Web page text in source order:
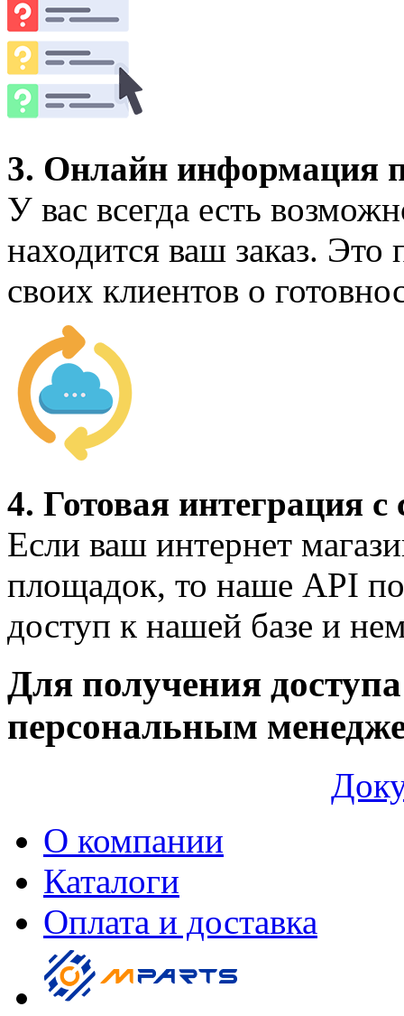
3. Онлайн информация
У вас всегда есть
находится ваш заказ.
своих клиентов о
4. Готовая интеграция
Если ваш интернет
площадок, то наше API
доступ к нашей базе и
Для получения
персональным
О компании
Каталоги
Оплата и доставка